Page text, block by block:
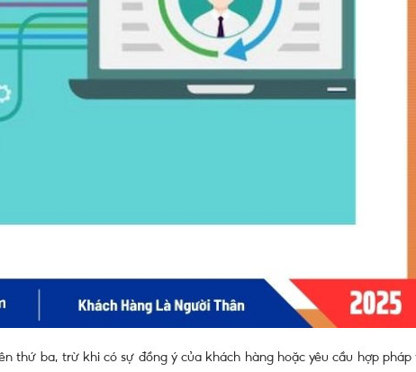
thứ ba, trừ khi có sự đồng ý của khách hàng hoặc yêu cầu hợp pháp